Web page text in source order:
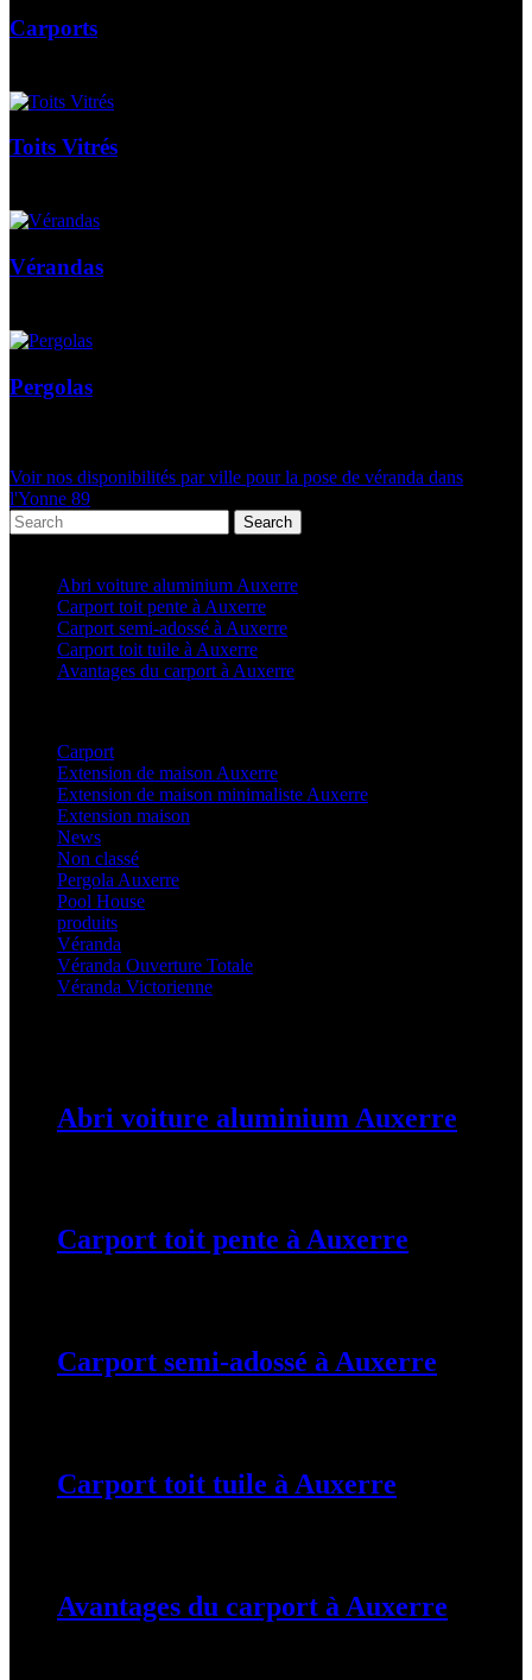
Carports
Toits Vitrés
Vérandas
Pergolas
Voir nos disponibilités par ville pour la pose de véranda dans
l'Yonne 89
Search
Abri voiture aluminium Auxerre
Carport toit pente à Auxerre
Carport semi-adossé à Auxerre
Carport toit tuile à Auxerre
Avantages du carport à Auxerre
Carport
Extension de maison Auxerre
Extension de maison minimaliste Auxerre
Extension maison
News
Non classé
Pergola Auxerre
Pool House
produits
Véranda
Véranda Ouverture Totale
Véranda Victorienne
Abri voiture aluminium Auxerre
Carport toit pente à Auxerre
Carport semi-adossé à Auxerre
Carport toit tuile à Auxerre
Avantages du carport à Auxerre